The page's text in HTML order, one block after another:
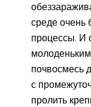
среде очень
процессы. И
почвосмесь
с
пролить